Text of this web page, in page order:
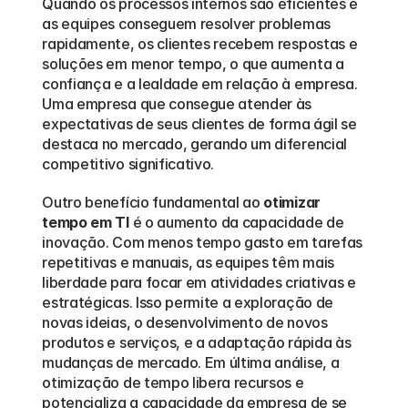
as equipes conseguem resolver problemas
rapidamente, os clientes recebem respostas e
soluções em menor tempo, o que aumenta a
confiança e a lealdade em relação à empresa.
Uma empresa que consegue atender às
expectativas de seus clientes de forma ágil se
destaca no mercado, gerando um diferencial
competitivo significativo.
Outro benefício fundamental ao otimizar
tempo em TI é o aumento da capacidade de
inovação. Com menos tempo gasto em tarefas
repetitivas e manuais, as equipes têm mais
liberdade para focar em atividades criativas e
estratégicas. Isso permite a exploração de
novas ideias, o desenvolvimento de novos
produtos e serviços, e a adaptação rápida às
mudanças de mercado. Em última análise, a
otimização de tempo libera recursos e
potencializa a capacidade da empresa de se